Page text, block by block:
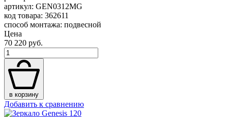
артикул: GEN0312MG
код товара: 362611
способ монтажа: подвесной
Цена
70 220 руб.
в корзину
Добавить к сравнению